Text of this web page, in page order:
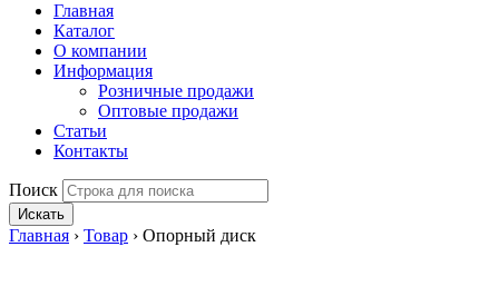
Главная
Каталог
О компании
Информация
Розничные продажи
Оптовые продажи
Статьи
Контакты
Поиск
Искать
Главная › Товар › Опорный диск